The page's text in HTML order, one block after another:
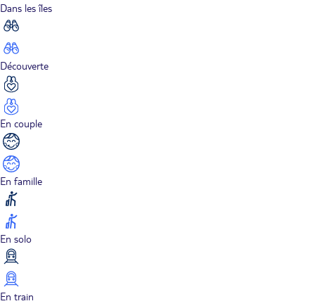
Dans les îles
Découverte
En couple
En famille
En solo
En train